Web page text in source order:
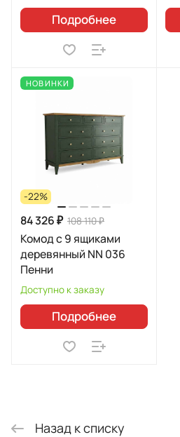
Подробнее
НОВИНКИ
-22%
84 326 ₽ 108 110 ₽
Комод с 9 ящиками
деревянный NN 036
Пенни
Доступно к заказу
Подробнее
Назад к списку